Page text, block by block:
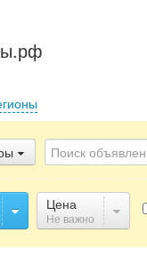
Цена
Не важно